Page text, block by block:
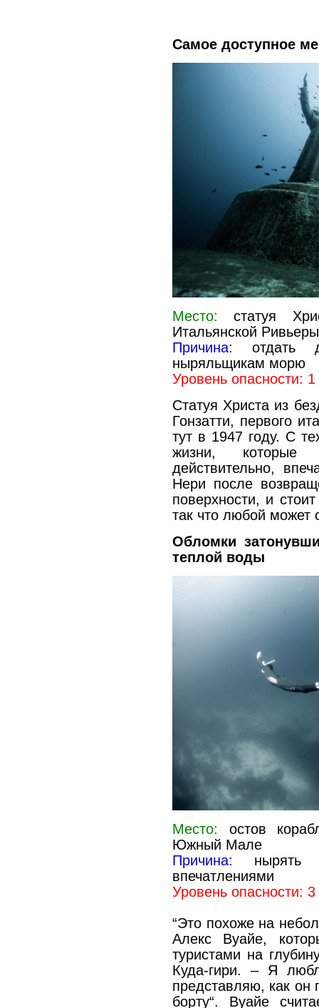
Самое доступное
Место: статуя
Итальянской Ривьеры
Причина: отдать
ныряльщикам морю
Уровень опасности: 1
Статуя Христа из
Гонзатти, первого
тут в 1947 году. С
жизни, которые
действительно,
Нери после
поверхности, и
так что любой может
Обломки
теплой воды
Место: остов
Южный Мале
Причина: нырять
впечатлениями
Уровень опасности: 3
“Это похоже на
Алекс Вуайе,
туристами на
Куда-гири. – Я
представляю, как
борту“. Вуайе